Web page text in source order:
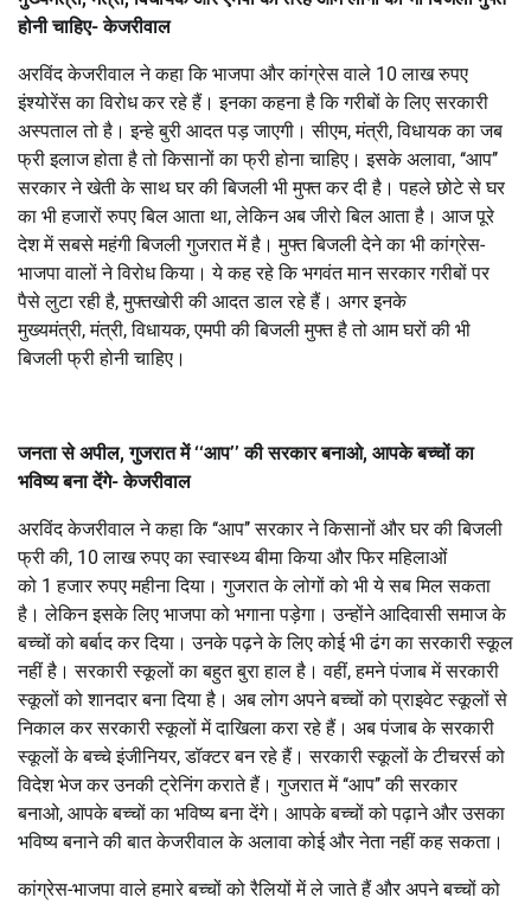
होनी चाहिए- केजरीवाल
अरविंद केजरीवाल ने कहा कि भाजपा और कांग्रेस वाले 10 लाख रुपए
इंश्योरेंस का विरोध कर रहे हैं। इनका कहना है कि गरीबों के लिए सरकारी
अस्पताल तो है। इन्हे बुरी आदत पड़ जाएगी। सीएम, मंत्री, विधायक का जब
फ्री इलाज होता है तो किसानों का फ्री होना चाहिए। इसके अलावा, ‘‘आप’’
सरकार ने खेती के साथ घर की बिजली भी मुफ्त कर दी है। पहले छोटे से घर
का भी हजारों रुपए बिल आता था, लेकिन अब जीरो बिल आता है। आज पूरे
देश में सबसे महंगी बिजली गुजरात में है। मुफ्त बिजली देने का भी कांग्रेस-
भाजपा वालों ने विरोध किया। ये कह रहे कि भगवंत मान सरकार गरीबों पर
पैसे लुटा रही है, मुफ्तखोरी की आदत डाल रहे हैं। अगर इनके
मुख्यमंत्री, मंत्री, विधायक, एमपी की बिजली मुफ्त है तो आम घरों की भी
बिजली फ्री होनी चाहिए।
जनता से अपील, गुजरात में ‘‘आप’’ की सरकार बनाओ, आपके बच्चों का
भविष्य बना देंगे- केजरीवाल
अरविंद केजरीवाल ने कहा कि ‘‘आप’’ सरकार ने किसानों और घर की बिजली
फ्री की, 10 लाख रुपए का स्वास्थ्य बीमा किया और फिर महिलाओं
को 1 हजार रुपए महीना दिया। गुजरात के लोगों को भी ये सब मिल सकता
है। लेकिन इसके लिए भाजपा को भगाना पड़ेगा। उन्होंने आदिवासी समाज के
बच्चों को बर्बाद कर दिया। उनके पढ़ने के लिए कोई भी ढंग का सरकारी स्कूल
नहीं है। सरकारी स्कूलों का बहुत बुरा हाल है। वहीं, हमने पंजाब में सरकारी
स्कूलों को शानदार बना दिया है। अब लोग अपने बच्चों को प्राइवेट स्कूलों से
निकाल कर सरकारी स्कूलों में दाखिला करा रहे हैं। अब पंजाब के सरकारी
स्कूलों के बच्चे इंजीनियर, डॉक्टर बन रहे हैं। सरकारी स्कूलों के टीचरर्स को
विदेश भेज कर उनकी ट्रेनिंग कराते हैं। गुजरात में ‘‘आप’’ की सरकार
बनाओ, आपके बच्चों का भविष्य बना देंगे। आपके बच्चों को पढ़ाने और उसका
भविष्य बनाने की बात केजरीवाल के अलावा कोई और नेता नहीं कह सकता।
कांग्रेस-भाजपा वाले हमारे बच्चों को रैलियों में ले जाते हैं और अपने बच्चों को